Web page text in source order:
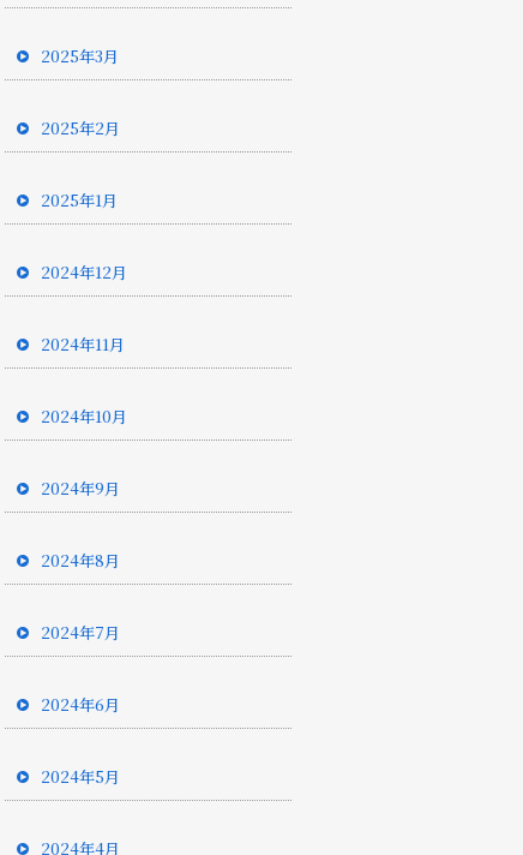
2025年3月
2025年2月
2025年1月
2024年12月
2024年11月
2024年10月
2024年9月
2024年8月
2024年7月
2024年6月
2024年5月
2024年4月